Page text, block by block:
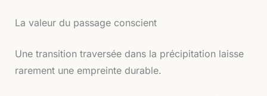
La valeur du passage conscient
Une transition traversée dans la précipitation laisse
rarement une empreinte durable.